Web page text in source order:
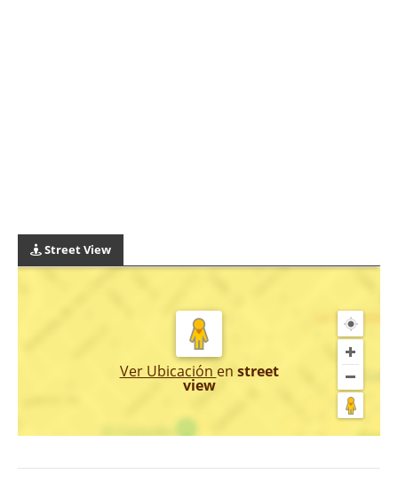
Street View
Ver Ubicación en street
view